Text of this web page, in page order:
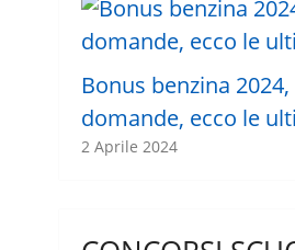
Bonus benzina
domande, ecco le
2 Aprile 2024